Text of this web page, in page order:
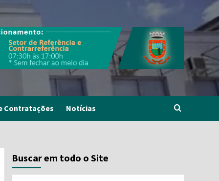
Contratações Notícias
Buscar em todo o Site